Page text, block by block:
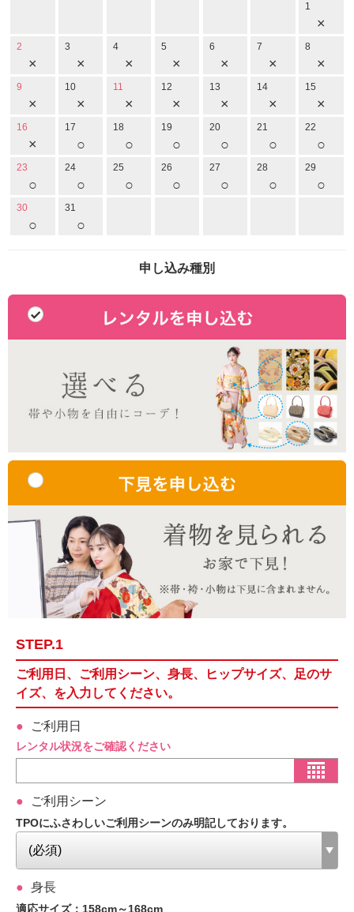
1
×
2
×
3
×
4
×
5
×
6
×
7
×
8
×
9
×
10
×
11
×
12
×
13
×
14
×
15
×
16
×
17
○
18
○
19
○
20
○
21
○
22
○
23
○
24
○
25
○
26
○
27
○
28
○
29
○
30
○
31
○
申し込み種別
STEP.1
ご利用日、ご利用シーン、身長、ヒップサイズ、足のサ
イズ、を入力してください。
ご利用日
レンタル状況をご確認ください
ご利用シーン
TPOにふさわしいご利用シーンのみ明記しております。
身長
適応サイズ：158cm～168cm